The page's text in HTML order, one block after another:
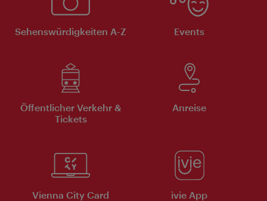
Sehenswürdigkeiten A-Z Events
Öffentlicher Verkehr &
Tickets
Anreise
Vienna City Card ivie App